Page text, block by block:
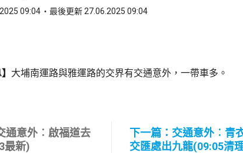
09:04 最後更新 27.06.2025 09:04
大埔南運路與雅運路的交界有交通意外，一帶車多。
通意外︰啟福道去
最新)
下一篇：交通意外︰青
交匯處出九龍(09:05清